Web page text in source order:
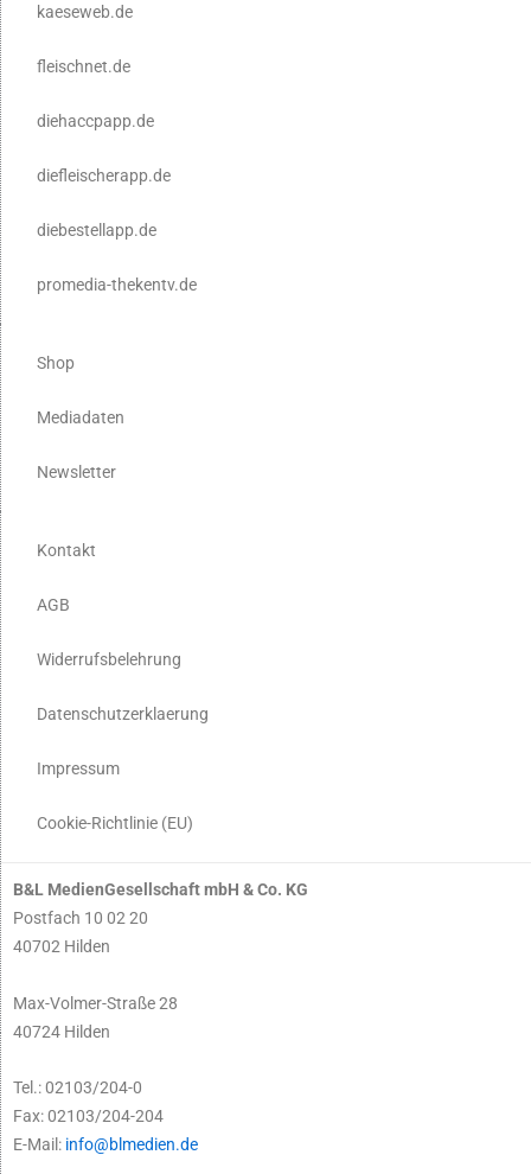
kaeseweb.de
fleischnet.de
diehaccpapp.de
diefleischerapp.de
diebestellapp.de
promedia-thekentv.de
Shop
Mediadaten
Newsletter
Kontakt
AGB
Widerrufsbelehrung
Datenschutzerklaerung
Impressum
Cookie-Richtlinie (EU)
B&L MedienGesellschaft mbH & Co. KG
Postfach 10 02 20
40702 Hilden
Max-Volmer-Straße 28
40724 Hilden
Tel.: 02103/204-0
Fax: 02103/204-204
E-Mail: info@blmedien.de